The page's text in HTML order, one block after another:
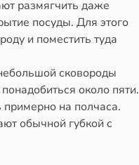
размягчить даже
посуды. Для этого
и поместить туда
сковороды
около пяти.
примерно на полчаса.
обычной губкой с